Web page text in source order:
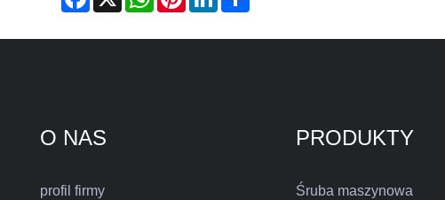
O NAS
profil firmy
PRODUKTY
Śruba maszynowa